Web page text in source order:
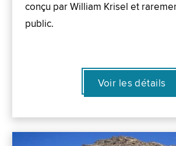
conçu par William Krisel et
public.
Voir les détails